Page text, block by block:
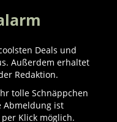
Deals und
Außerdem erhaltet
Redaktion.
tolle Schnäppchen
Abmeldung ist
Klick möglich.